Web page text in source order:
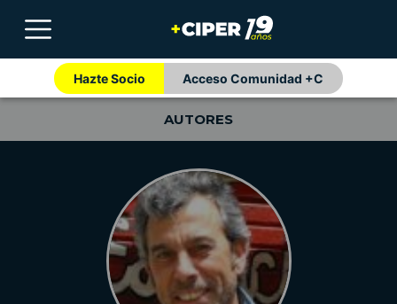
Hazte Socio Acceso Comunidad +C
AUTORES